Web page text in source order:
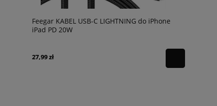
Feegar KABEL USB-C LIGHTNING do iPhone
iPad PD 20W
27,99 zł